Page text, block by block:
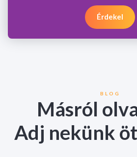
Érdekel
BLOG
Másról
Adj nekünk